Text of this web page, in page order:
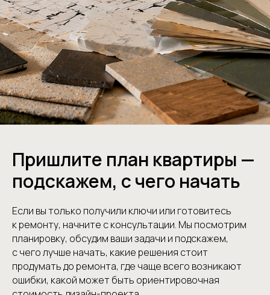
Пришлите план квартиры —
подскажем, с чего начать
Если вы только получили ключи или готовитесь
к ремонту, начните с консультации. Мы посмотрим
планировку, обсудим ваши задачи и подскажем,
с чего лучше начать, какие решения стоит
продумать до ремонта, где чаще всего возникают
ошибки, какой может быть ориентировочная